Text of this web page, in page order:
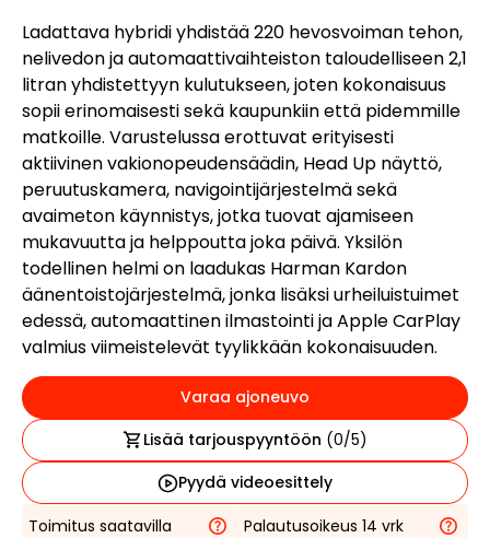
Ladattava hybridi yhdistää 220 hevosvoiman tehon,
nelivedon ja automaattivaihteiston taloudelliseen 2,1
litran yhdistettyyn kulutukseen, joten kokonaisuus
sopii erinomaisesti sekä kaupunkiin että pidemmille
matkoille. Varustelussa erottuvat erityisesti
aktiivinen vakionopeudensäädin, Head Up näyttö,
peruutuskamera, navigointijärjestelmä sekä
avaimeton käynnistys, jotka tuovat ajamiseen
mukavuutta ja helppoutta joka päivä. Yksilön
todellinen helmi on laadukas Harman Kardon
äänentoistojärjestelmä, jonka lisäksi urheiluistuimet
edessä, automaattinen ilmastointi ja Apple CarPlay
valmius viimeistelevät tyylikkään kokonaisuuden.
Varaa ajoneuvo
Lisää tarjouspyyntöön (0/5)
Pyydä videoesittely
Toimitus saatavilla
Palautusoikeus 14 vrk